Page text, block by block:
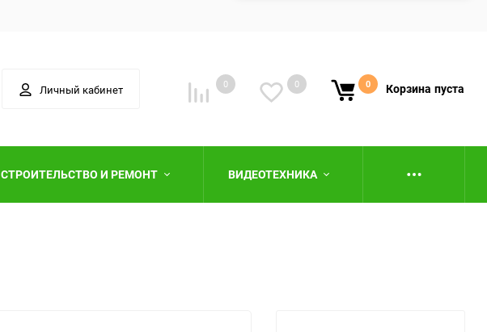
Личный кабинет 0 0 0 Корзина пуста
СТРОИТЕЛЬСТВО И РЕМОНТ ВИДЕОТЕХНИКА